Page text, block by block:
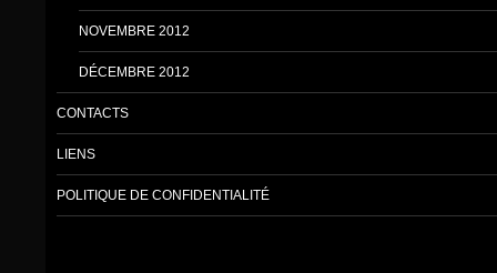
NOVEMBRE 2012
DÉCEMBRE 2012
CONTACTS
LIENS
POLITIQUE DE CONFIDENTIALITÉ